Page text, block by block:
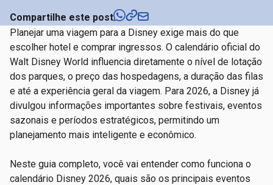
Compartilhe este post
Planejar uma viagem para a Disney exige mais do que
escolher hotel e comprar ingressos. O calendário oficial do
Walt Disney World influencia diretamente o nível de lotação
dos parques, o preço das hospedagens, a duração das filas
e até a experiência geral da viagem. Para 2026, a Disney já
divulgou informações importantes sobre festivais, eventos
sazonais e períodos estratégicos, permitindo um
planejamento mais inteligente e econômico.
Neste guia completo, você vai entender como funciona o
calendário Disney 2026, quais são os principais eventos